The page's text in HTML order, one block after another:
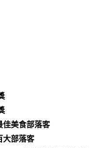
佳美食部落客
大部落客